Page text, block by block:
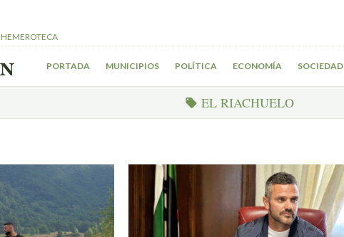
HEMEROTECA
PORTADA MUNICIPIOS POLÍTICA ECONOMÍA SOCIEDAD
EL RIACHUELO